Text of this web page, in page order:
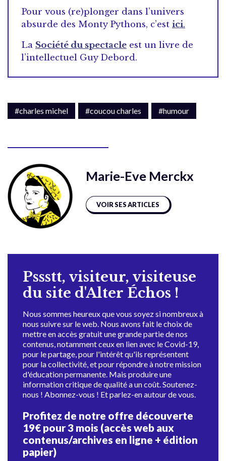
Pour vous (re)plonger dans l’univers
absurde des Monty Pythons, c’est ici.
La Société du spectacle est un livre de
l’intellectuel Guy Debord.
#charles michel #coucou charles #humour
Marie-Eve Merckx
VOIR SES ARTICLES
Pssstt, visiteur, visiteuse
du site d'Alter Échos !
Nous sommes heureux que vous soyez si nombreux à
nous suivre sur le web. Nous avons fait le choix de
mettre en accès gratuit une grande partie de nos
contenus, notamment ceux en lien avec le Covid-19,
pour le partage, pour l'intérêt qu'ils représentent
pour la collectivité, et pour répondre à notre mission
d'éducation permanente. Mais produire une
information critique de qualité a un coût. Soutenez-
nous ! Abonnez-vous ! Et parlez-en autour de vous.
Profitez de notre offre découverte
19€ pour 3 mois (accès web aux
contenus/archives en ligne + édition
papier)